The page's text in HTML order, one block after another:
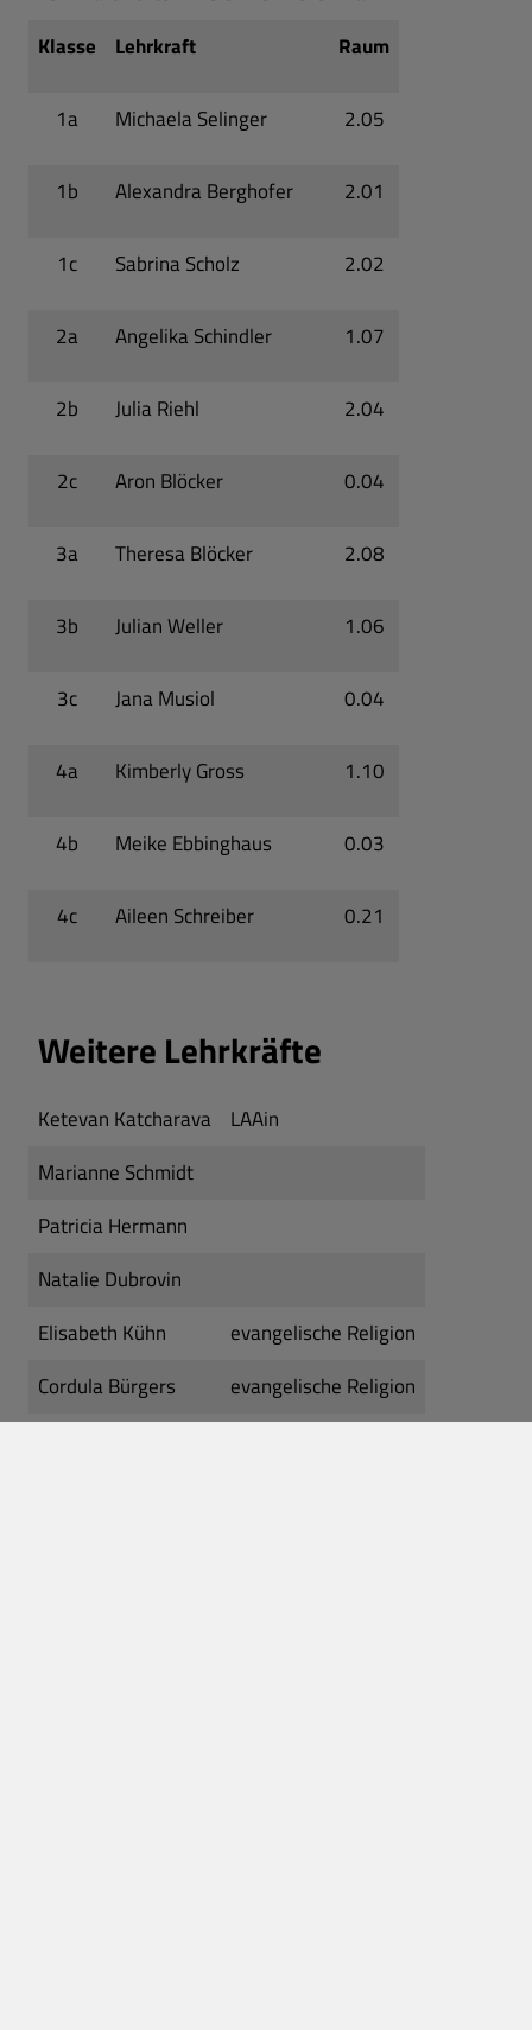
Klasse
Lehrkraft Raum
1a Michaela Selinger 2.05
1b Alexandra Berghofer 2.01
1c Sabrina Scholz 2.02
2a Angelika Schindler 1.07
2b Julia Riehl 2.04
2c Aron Blöcker 0.04
3a Theresa Blöcker 2.08
3b Julian Weller 1.06
3c Jana Musiol 0.04
4a Kimberly Gross 1.10
4b Meike Ebbinghaus 0.03
4c Aileen Schreiber 0.21
Weitere Lehrkräfte
Ketevan Katcharava
LAAin
Marianne Schmidt
Patricia Hermann
Natalie Dubrovin
Elisabeth Kühn
evangelische Religion
Cordula Bürgers
evangelische Religion